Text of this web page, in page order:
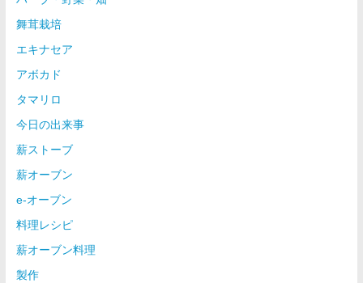
舞茸栽培
エキナセア
アボカド
タマリロ
今日の出来事
薪ストーブ
薪オーブン
e-オーブン
料理レシピ
薪オーブン料理
製作